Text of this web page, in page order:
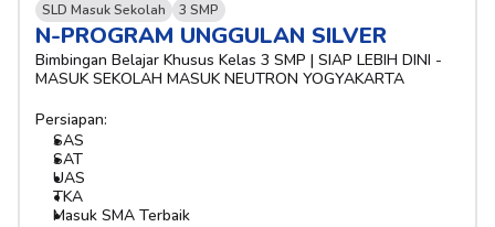
SLD Masuk Sekolah 3 SMP
N-PROGRAM UNGGULAN SILVER
Bimbingan Belajar Khusus Kelas 3 SMP | SIAP LEBIH DINI -
MASUK SEKOLAH MASUK NEUTRON YOGYAKARTA
Persiapan:
SAS
SAT
UAS
TKA
Masuk SMA Terbaik